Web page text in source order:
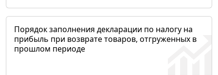
Порядок заполнения декларации по налогу на
прибыль при возврате товаров, отгруженных в
прошлом периоде